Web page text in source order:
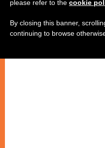
البابا الى الارض
please refer to the cookie
By closing this banner,
continuing to browse